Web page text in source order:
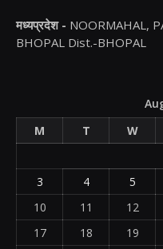
मध्यप्रदेश - NOORMAHAL,
BHOPAL Dist.-BHOPAL
M
T W
3
4 5
10
11 12
17
18 19